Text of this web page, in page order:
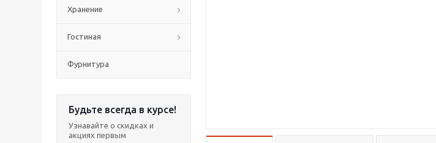
Хранение
Гостиная
Фурнитура
Будьте всегда в курсе!
Узнавайте о скидках и
акциях первым